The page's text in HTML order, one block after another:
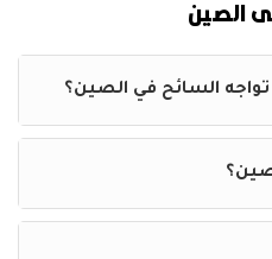
الصين
السائح في الصين؟